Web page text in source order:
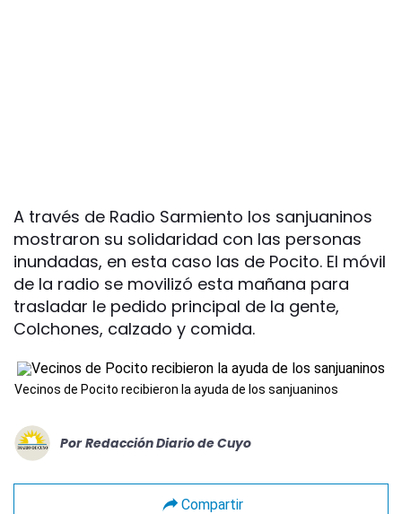
A través de Radio Sarmiento los sanjuaninos
mostraron su solidaridad con las personas
inundadas, en esta caso las de Pocito. El móvil
de la radio se movilizó esta mañana para
trasladar le pedido principal de la gente,
Colchones, calzado y comida.
Vecinos de Pocito recibieron la ayuda de los sanjuaninos
Por Redacción Diario de Cuyo
Compartir